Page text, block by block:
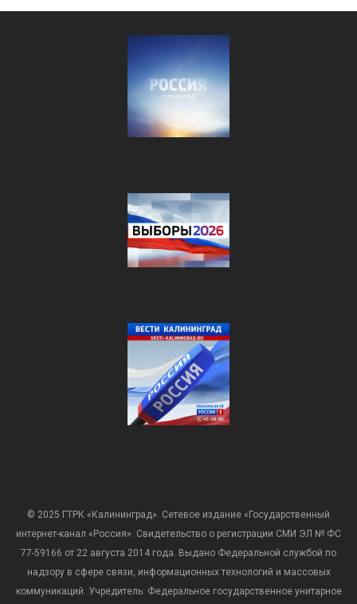
© 2025 ГТРК «Калининград». Сетевое издание «Государственный
интернет-канал «Россия». Свидетельство о регистрации СМИ ЭЛ № ФС
77-59166 от 22 августа 2014 года. Выдано Федеральной службой по
надзору в сфере связи, информационных технологий и массовых
коммуникаций. Учредитель: Федеральное государственное унитарное